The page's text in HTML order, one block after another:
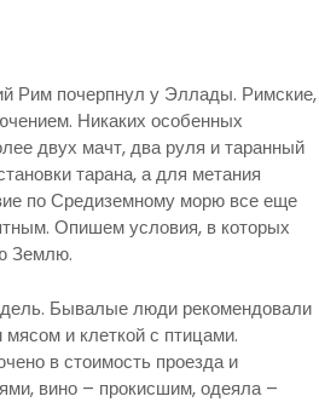
Рим почерпнул у Эллады. Римские,
Никаких особенных
двух мачт, два руля и таранный
тарана, а для метания
по Средиземному морю все еще
Опишем условия, в которых
Землю.
Бывалые люди рекомендовали
и клеткой с птицами.
в стоимость проезда и
вино – прокисшим, одеяла –